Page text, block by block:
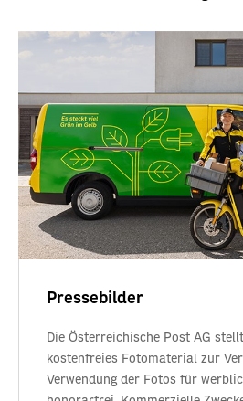
Pressebilder
Die Österreichische Post AG
kostenfreies Fotomaterial zur
Verwendung der Fotos für